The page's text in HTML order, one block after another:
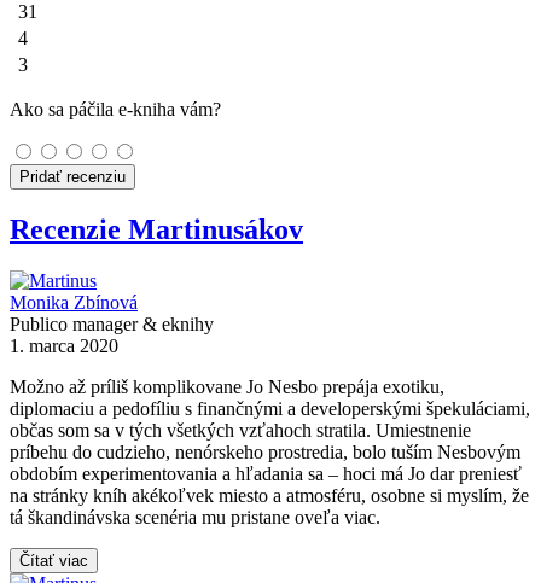
31
4
3
Ako sa páčila e-kniha vám?
Pridať recenziu
Recenzie Martinusákov
Monika Zbínová
Publico manager & eknihy
1. marca 2020
Možno až príliš komplikovane Jo Nesbo prepája exotiku,
diplomaciu a pedofíliu s finančnými a developerskými špekuláciami,
občas som sa v tých všetkých vzťahoch stratila. Umiestnenie
príbehu do cudzieho, nenórskeho prostredia, bolo tuším Nesbovým
obdobím experimentovania a hľadania sa – hoci má Jo dar preniesť
na stránky kníh akékoľvek miesto a atmosféru, osobne si myslím, že
tá škandinávska scenéria mu pristane oveľa viac.
Čítať viac